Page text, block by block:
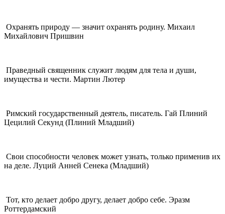
Охранять природу — значит охранять родину. Михаил
Михайлович Пришвин
Праведный священник служит людям для тела и души,
имущества и чести. Мартин Лютер
Римский государственный деятель, писатель. Гай Плиний
Цецилий Секунд (Плиний Младший)
Свои способности человек может узнать, только применив их
на деле. Луций Анней Сенека (Младший)
Тот, кто делает добро другу, делает добро себе. Эразм
Роттердамский